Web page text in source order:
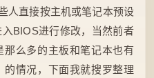
人直接按主机或笔记本预设
BIOS进行修改，当然前者
么多的主板和笔记本也有
情况，下面我就搜罗整理